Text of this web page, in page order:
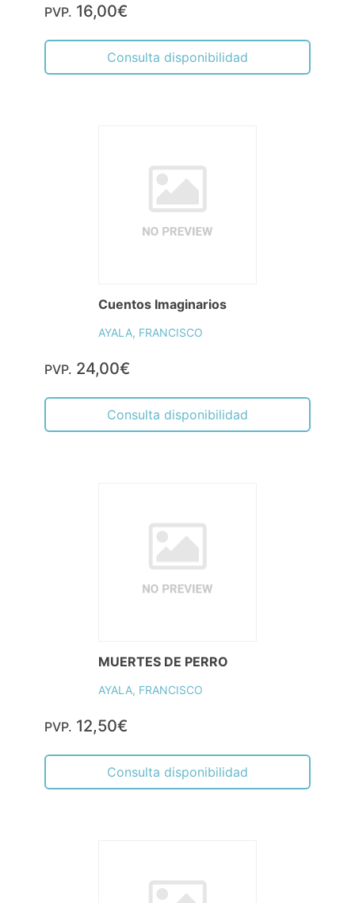
PVP. 16,00€
Consulta disponibilidad
Cuentos Imaginarios
AYALA, FRANCISCO
PVP. 24,00€
Consulta disponibilidad
MUERTES DE PERRO
AYALA, FRANCISCO
PVP. 12,50€
Consulta disponibilidad